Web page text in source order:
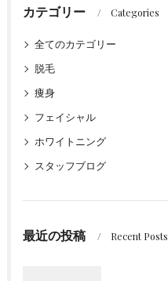
カテゴリー Categories
全てのカテゴリー
脱毛
痩身
フェイシャル
ホワイトニング
スタッフブログ
最近の投稿 Recent Posts